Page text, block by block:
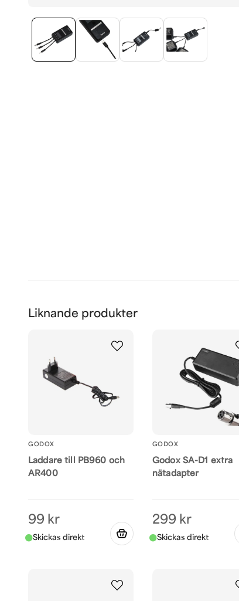
Liknande produkter
GODOX
Laddare till PB960 och
AR400
99 kr
GODOX
Godox SA-D1 extra
nätadapter
299 kr